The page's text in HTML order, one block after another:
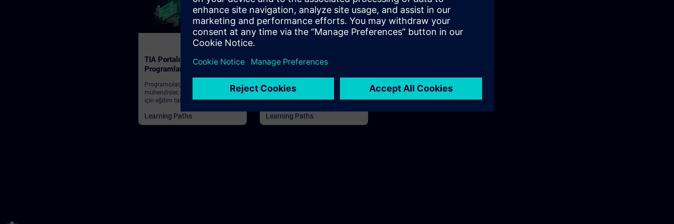
280h 30m
TIA Portalında PLC
Programlama
Programcılar, göreve verilmiş
mühendisler, mühendislik personeli
için eğitim takip yolu
Learning Paths
TIA Portal'da PLC Hizmeti
Hizmet personeli, operatörler,
bakım personeli için eğitim takip
yolu
Learning Paths